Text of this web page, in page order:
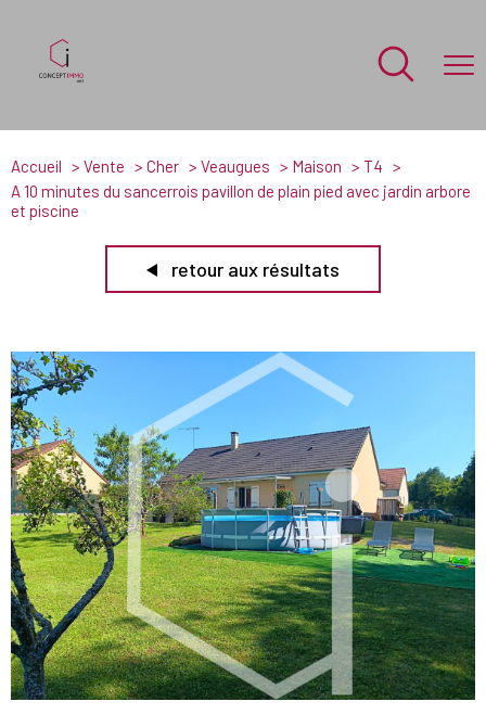
Accueil Vente Cher Veaugues Maison
T4
A 10 minutes du sancerrois pavillon de plain pied avec jardin arbore
et piscine
retour aux résultats